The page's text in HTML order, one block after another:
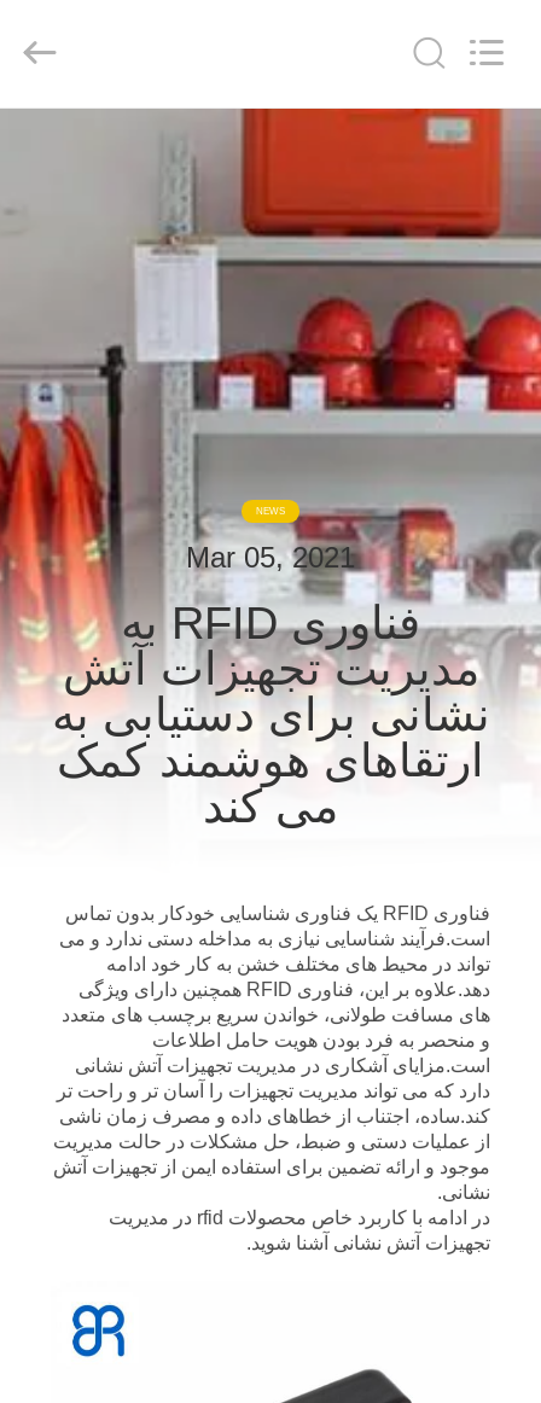
محصولات
های
نمایش
VR
دربارهی
ما
کارخانه
تور
کنترل
کیفیت
اخبار
همه
موارد
درخواست
Technology
Co.,LTD..
NEWS
Mar 05, 2021
فناوری RFID به
مدیریت تجهیزات آتش
نشانی برای دستیابی به
ارتقاهای هوشمند کمک
می کند
فناوری RFID یک فناوری شناسایی خودکار بدون تماس
است.فرآیند شناسایی نیازی به مداخله دستی ندارد و می
تواند در محیط های مختلف خشن به کار خود ادامه
دهد.علاوه بر این، فناوری RFID همچنین دارای ویژگی
های مسافت طولانی، خواندن سریع برچسب های متعدد
و منحصر به فرد بودن هویت حامل اطلاعات
است.مزایای آشکاری در مدیریت تجهیزات آتش نشانی
دارد که می تواند مدیریت تجهیزات را آسان تر و راحت تر
کند.ساده، اجتناب از خطاهای داده و مصرف زمان ناشی
از عملیات دستی و ضبط، حل مشکلات در حالت مدیریت
موجود و ارائه تضمین برای استفاده ایمن از تجهیزات آتش
نشانی.
در ادامه با کاربرد خاص محصولات rfid در مدیریت
تجهیزات آتش نشانی آشنا شوید.